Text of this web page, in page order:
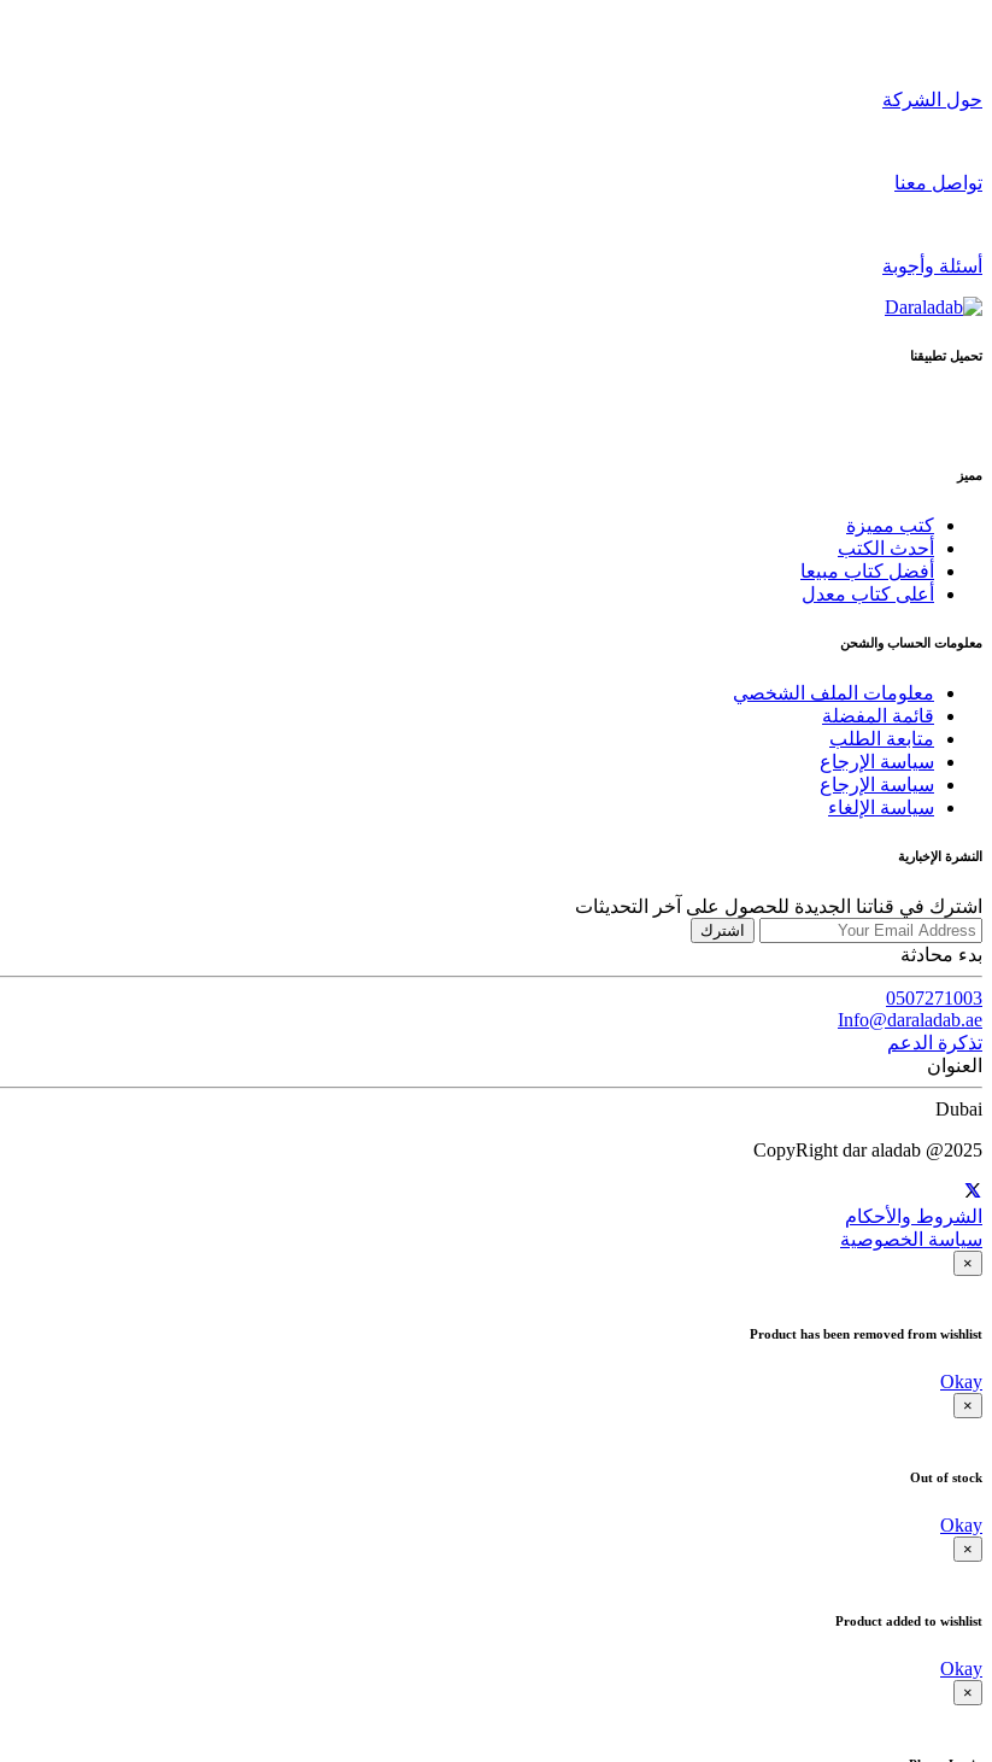
حول الشركة
تواصل معنا
أسئلة وأجوبة
تحميل تطبيقنا
مميز
كتب مميزة
أحدث الكتب
أفضل كتاب مبيعا
أعلى كتاب معدل
معلومات الحساب والشحن
معلومات الملف الشخصي
قائمة المفضلة
متابعة الطلب
سياسة الإرجاع
سياسة الإرجاع
سياسة الإلغاء
النشرة الإخبارية
اشترك في قناتنا الجديدة للحصول على آخر التحديثات
اشترك
بدء محادثة
0507271003
Info@daraladab.ae
تذكرة الدعم
العنوان
Dubai
CopyRight dar aladab @2025
الشروط والأحكام
سياسة الخصوصية
×
Product has been removed from wishlist
Okay
×
Out of stock
Okay
×
Product added to wishlist
Okay
×